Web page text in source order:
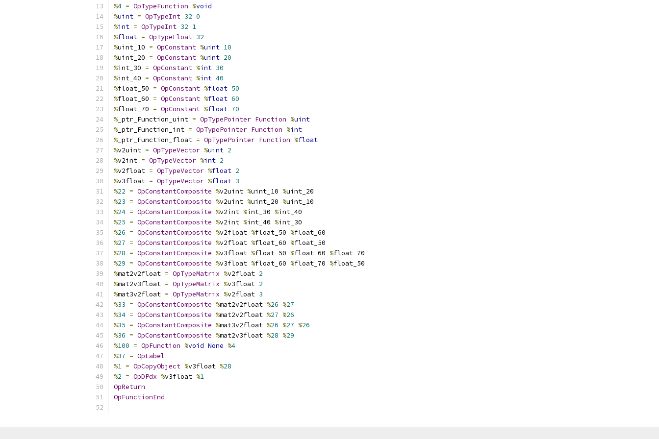
%4 = OpTypeFunction %void
%uint = OpTypeInt 32 0
%int = OpTypeInt 32 1
%float = OpTypeFloat 32
%uint_10 = OpConstant %uint 10
%uint_20 = OpConstant %uint 20
%int_30 = OpConstant %int 30
%int_40 = OpConstant %int 40
%float_50 = OpConstant %float 50
%float_60 = OpConstant %float 60
%float_70 = OpConstant %float 70
% _ptr_Function_uint = OpTypePointer Function %uint
% _ptr_Function_int = OpTypePointer Function %int
% _ptr_Function_float = OpTypePointer Function %float
%v2uint = OpTypeVector %uint 2
%v2int = OpTypeVector %int 2
%v2float = OpTypeVector %float 2
%v3float = OpTypeVector %float 3
%22 = OpConstantComposite %v2uint %uint_10 %uint_20
%23 = OpConstantComposite %v2uint %uint_20 %uint_10
%24 = OpConstantComposite %v2int %int_30 %int_40
%25 = OpConstantComposite %v2int %int_40 %int_30
%26 = OpConstantComposite %v2float %float_50 %float_60
%27 = OpConstantComposite %v2float %float_60 %float_50
%28 = OpConstantComposite %v3float %float_50 %float_60 %float_70
%29 = OpConstantComposite %v3float %float_60 %float_70 %float_50
%mat2v2float = OpTypeMatrix %v2float 2
%mat2v3float = OpTypeMatrix %v3float 2
%mat3v2float = OpTypeMatrix %v2float 3
%33 = OpConstantComposite %mat2v2float %26 %27
%34 = OpConstantComposite %mat2v2float %27 %26
%35 = OpConstantComposite %mat3v2float %26 %27 %26
%36 = OpConstantComposite %mat2v3float %28 %29
%100 = OpFunction %void None %4
%37 = OpLabel
%1 = OpCopyObject %v3float %28
%2 = OpDPdx %v3float %1
OpReturn
OpFunctionEnd